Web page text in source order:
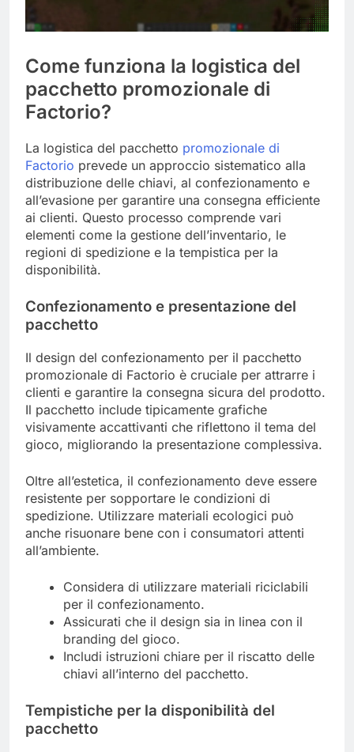
Come funziona la logistica del
pacchetto promozionale di
Factorio?
La logistica del pacchetto promozionale di
Factorio prevede un approccio sistematico alla
distribuzione delle chiavi, al confezionamento e
all’evasione per garantire una consegna efficiente
ai clienti. Questo processo comprende vari
elementi come la gestione dell’inventario, le
regioni di spedizione e la tempistica per la
disponibilità.
Confezionamento e presentazione del
pacchetto
Il design del confezionamento per il pacchetto
promozionale di Factorio è cruciale per attrarre i
clienti e garantire la consegna sicura del prodotto.
Il pacchetto include tipicamente grafiche
visivamente accattivanti che riflettono il tema del
gioco, migliorando la presentazione complessiva.
Oltre all’estetica, il confezionamento deve essere
resistente per sopportare le condizioni di
spedizione. Utilizzare materiali ecologici può
anche risuonare bene con i consumatori attenti
all’ambiente.
Considera di utilizzare materiali riciclabili
per il confezionamento.
Assicurati che il design sia in linea con il
branding del gioco.
Includi istruzioni chiare per il riscatto delle
chiavi all’interno del pacchetto.
Tempistiche per la disponibilità del
pacchetto